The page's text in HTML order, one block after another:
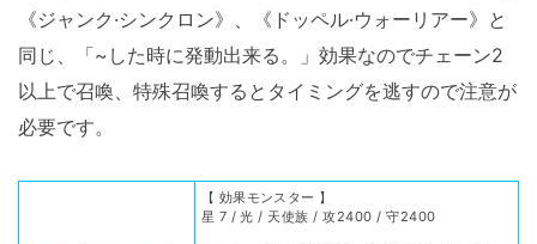
《ジャンク·シンクロン》、《ドッペル·ウォーリアー》と
同じ、「~した時に発動出来る。」効果なのでチェーン2
以上で召喚、特殊召喚するとタイミングを逃すので注意が
必要です。
【 効果モンスター 】
星 7 / 光 / 天使族 / 攻2400 / 守2400